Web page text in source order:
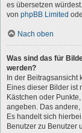
es übersetzen
von phpBB Limited
Nach oben
Was sind das für
werden?
In der
Eines dieser Bilder ist
Kästchen oder
angeben. Das andere,
Es handelt sich
Benutzer zu Benutzer